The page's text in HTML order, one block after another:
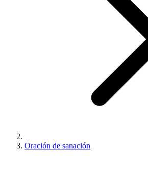
Oración de sanación